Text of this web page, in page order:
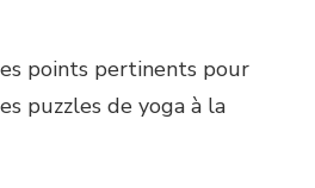
points pertinents pour
puzzles de yoga à la